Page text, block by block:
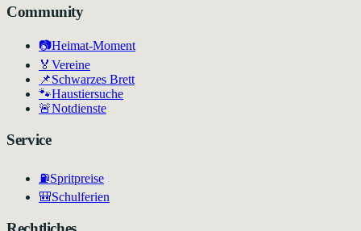
Community
📷Heimat-Moment
🏅 Vereine
📌Schwarzes Brett
🐾Haustiersuche
🚨Notdienste
Service
⛽Spritpreise
🎒Schulferien